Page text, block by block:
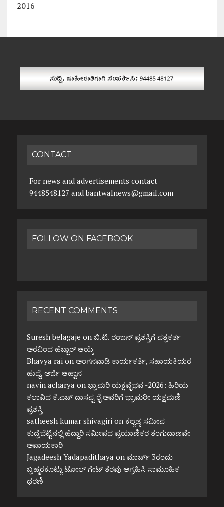
2016
CONTACT
For news and advertisements contact
9448548127 and bantwalnews@gmail.com
FOLLOW ON FACEBOOK
RECENT COMMENTS
Suresh belagaje on ಬಿ.ಟಿ. ರಂಜನ್ ಪ್ರಶಸ್ತಿಗೆ ಪತ್ರಕರ್ತ
ಅರವಿಂದ ಹೆಬ್ಬಾರ್ ಆಯ್ಕೆ
Bhavya raion ಅಂಗನವಾಡಿ ಕಾರ್ಯಕರ್ತೆ, ಸಹಾಯಕಿಯರ
ಹುದ್ದೆ, ಅರ್ಜಿ ಆಹ್ವಾನ
navin acharya on ಭ್ರಾಮರಿ ಯಕ್ಷವೈಭವ -2026: ಹಿರಿಯ
ಕಲಾವಿದ ಕೆ.ಎಚ್ ದಾಸಪ್ಪ ರೈ ಅವರಿಗೆ ಭ್ರಾಮರೀ ಯಕ್ಷಮಣಿ
ಪ್ರಶಸ್ತಿ
satheesh kumar shivagirion ಕಲ್ಲಡ್ಕ ಸಮೀಪ
ಕುದ್ರೆಬೆಟ್ಟಿನಲ್ಲಿ ಹೆದ್ದಾರಿ ಸಮೀಪದ ಪ್ರಯಾಣಿಕರ ತಂಗುದಾಣವೇ
ಅಪಾಯಕಾರಿ
Jagadeesh Yadapadithaya on ಮಾರ್ಚ್ 3ರಂದು
ಬ್ರಹ್ಮರಕೂಟ್ಲು ಟೋಲ್ ಗೇಟ್ ತೆರವು ಆಗ್ರಹಿಸಿ ಸಾಮೂಹಿಕ
ಧರಣಿ